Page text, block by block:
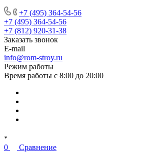
+7 (495) 364-54-56
+7 (495) 364-54-56
+7 (812) 920-31-38
Заказать звонок
E-mail
info@rom-stroy.ru
Режим работы
Время работы с 8:00 до 20:00
0 Сравнение